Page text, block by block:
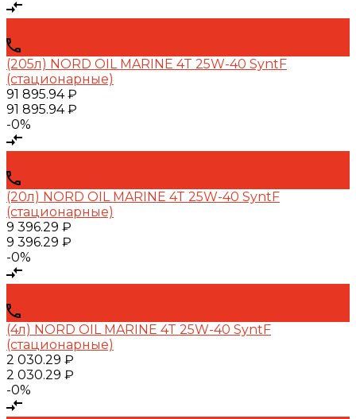
(205л) NORD OIL MARINE 4T 25W-40 SyntF
(стационарные)
91 895.94 ₽
91 895.94 ₽
-0%
(20л) NORD OIL MARINE 4T 25W-40 SyntF
(стационарные)
9 396.29 ₽
9 396.29 ₽
-0%
(4л) NORD OIL MARINE 4T 25W-40 SyntF
(стационарные)
2 030.29 ₽
2 030.29 ₽
-0%